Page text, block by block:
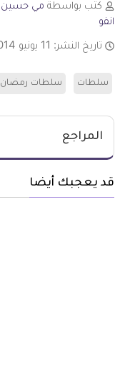
كتب بواسطة مي حسين
انفو
تاريخ النشر: 11 يونيو 2014
سلطات سلطات رمضان
المراجع
قد يعجبك أيضا